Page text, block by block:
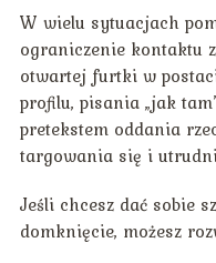
W wielu sytuacjach
ograniczenie kontaktu
otwartej furtki w
profilu, pisania „jak
pretekstem oddania
targowania się i
Jeśli chcesz dać sobie
domknięcie, możesz